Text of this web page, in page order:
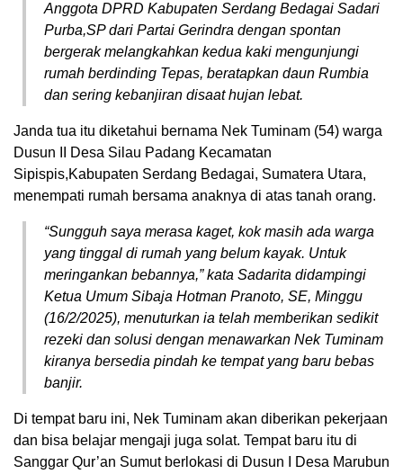
Anggota DPRD Kabupaten Serdang Bedagai Sadari
Purba,SP dari Partai Gerindra dengan spontan
bergerak melangkahkan kedua kaki mengunjungi
rumah berdinding Tepas, beratapkan daun Rumbia
dan sering kebanjiran disaat hujan lebat.
Janda tua itu diketahui bernama Nek Tuminam (54) warga
Dusun II Desa Silau Padang Kecamatan
Sipispis,Kabupaten Serdang Bedagai, Sumatera Utara,
menempati rumah bersama anaknya di atas tanah orang.
“Sungguh saya merasa kaget, kok masih ada warga
yang tinggal di rumah yang belum kayak. Untuk
meringankan bebannya,” kata Sadarita didampingi
Ketua Umum Sibaja Hotman Pranoto, SE, Minggu
(16/2/2025), menuturkan ia telah memberikan sedikit
rezeki dan solusi dengan menawarkan Nek Tuminam
kiranya bersedia pindah ke tempat yang baru bebas
banjir.
Di tempat baru ini, Nek Tuminam akan diberikan pekerjaan
dan bisa belajar mengaji juga solat. Tempat baru itu di
Sanggar Qur’an Sumut berlokasi di Dusun I Desa Marubun